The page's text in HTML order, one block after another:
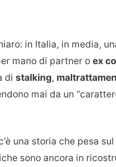
in Italia, in media,
mano di partner o ex
di stalking,
mai da un
una storia che pesa
sono ancora in